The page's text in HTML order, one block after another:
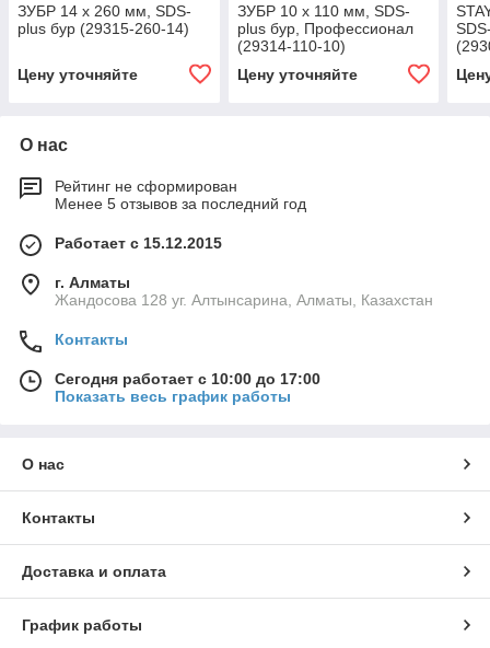
ЗУБР 14 x 260 мм, SDS-
plus бур (29315-260-14)
Цену уточняйте
ЗУБР 10 x 110 мм, SDS-
plus бур, Профессионал
(29314-110-10)
Цену уточняйте
О нас
Рейтинг не сформирован
Менее 5 отзывов за последний год
Работает с 15.12.2015
г. Алматы
Жандосова 128 уг. Алтынсарина, Алматы, Казахстан
Контакты
Сегодня работает с 10:00 до 17:00
Показать весь график работы
О нас
Контакты
Доставка и оплата
График работы